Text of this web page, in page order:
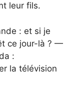
leur fils.
: et si je
ce jour-là ? —
:
la télévision